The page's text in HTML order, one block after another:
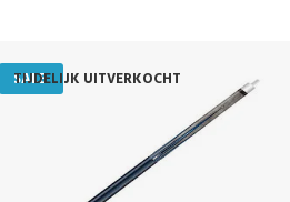
SALE
TIJDELIJK UITVERKOCHT